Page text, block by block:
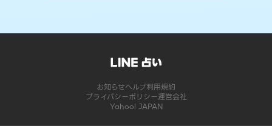
お知らせヘルプ利用規約
プライバシーポリシー運営会社
Yahoo! JAPAN